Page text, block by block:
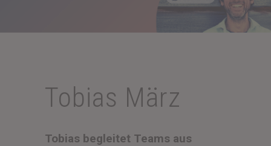
Tobias März
Tobias begleitet Teams aus